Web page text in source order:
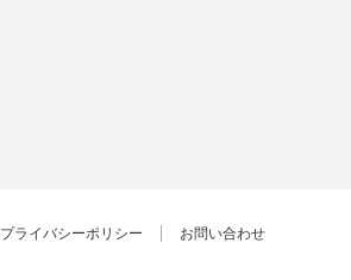
プライバシーポリシー お問い合わせ